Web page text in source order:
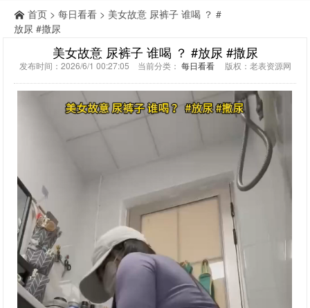
首页 > 每日看看 > 美女故意 尿裤子 谁喝 ？ #
放尿 #撒尿
美女故意 尿裤子 谁喝 ？ #放尿 #撒尿
发布时间：2026/6/1 00:27:05 当前分类： 每日看看版权：老表资源网